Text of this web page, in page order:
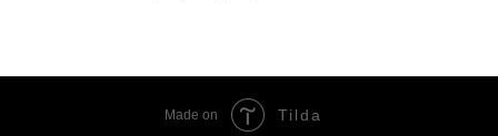
Made on Tilda